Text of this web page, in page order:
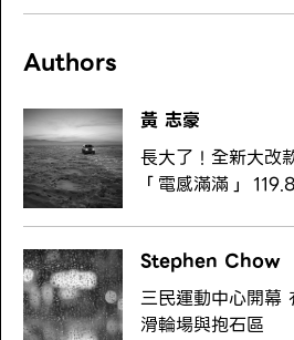
Authors
黃 志豪
長大了！全新大
「電感滿滿」
Stephen Chow
三民運動中心開幕
滑輪場與抱石區